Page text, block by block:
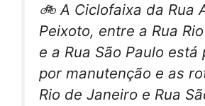
🚲 A Ciclofaixa da Rua
Peixoto, entre a Rua
e a Rua São Paulo está
por manutenção e as
Rio de Janeiro e Rua